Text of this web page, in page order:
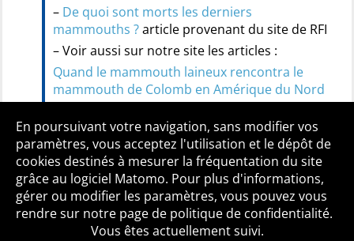
– De quoi sont morts les derniers
mammouths ?article provenant du site de RFI
– Voir aussi sur notre site les articles :
Quand le mammouth laineux rencontra le
mammouth de Colomb en Amérique du Nord
Qui sommes-nous ? Mentions légales
Accessibilité
Politique de confidentialité
Contact
En poursuivant votre navigation, sans modifier vos
paramètres, vous acceptez l'utilisation et le dépôt de
cookies destinés à mesurer la fréquentation du site
grâce au logiciel Matomo. Pour plus d'informations,
gérer ou modifier les paramètres, vous pouvez vous
rendre sur notre page de politique de confidentialité.
Vous êtes actuellement suivi.